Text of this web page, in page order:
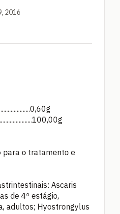
2016
para o tratamento e
Ascaris
de 4º estágio,
adultos; Hyostrongylus